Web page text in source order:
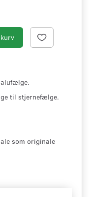
til stjernefælge.
som originale